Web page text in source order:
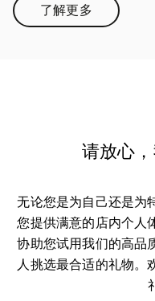
了解更多Link Opens in
请放心
无论您是为自己还是为
您提供满意的店内个人
协助您试用我们的高品
人挑选最合适的礼物。